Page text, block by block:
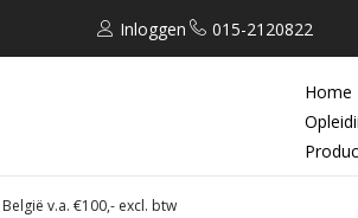
Inloggen 015-2120822
Home
v.a. €100,- excl. btw